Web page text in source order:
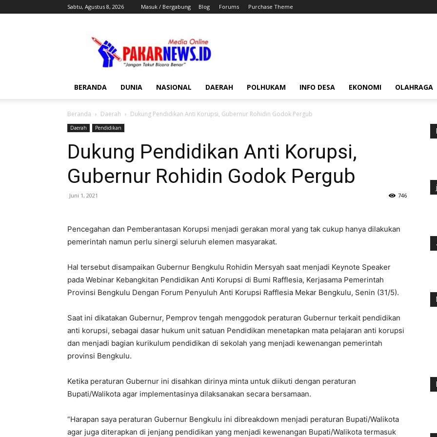
Sabtu, Agustus 8, 2026 Masuk / Bergabung Blog Forums Purchase Theme
BERANDA DUNIA NASIONAL DAERAH POLHUKAM INFO DESA EKONOMI OLAHRAGA
Beranda Daerah Dukung Pendidikan Anti Korupsi, Gubernur Rohidin Godok Pergub
Daerah Pendidikan
Dukung Pendidikan Anti Korupsi,
Gubernur Rohidin Godok Pergub
Juni 1, 2021 746
Pencegahan dan Pemberantasan Korupsi menjadi gerakan moral yang tak cukup hanya dilakukan
pemerintah namun perlu sinergi seluruh elemen masyarakat.
Hal tersebut disampaikan Gubernur Bengkulu Rohidin Mersyah saat menjadi Keynote Speaker
pada Webinar Kebangkitan Pendidikan Anti Korupsi di Bumi Rafflesia, Kerjasama Pemerintah
Provinsi Bengkulu Dengan Forum Penyuluh Anti Korupsi Rafflesia Mekar Bengkulu, Senin (31/5).
Saat ini dikatakan Gubernur, Pemprov tengah menggodok peraturan Gubernur terkait pendidikan
anti korupsi, sebagai dasar hukum unit satuan Pendidikan menetapkan mata pelajaran anti korupsi
dan menjadi bagian kurikulum pendidikan di sekolah yang menjadi kewenangan pemerintah
provinsi Bengkulu.
Ketika peraturan Gubernur ini disahkan dirinya minta untuk diikuti dengan peraturan
Bupati/Walikota agar implementasinya dilaksanakan secara bersamaan.
“Harapan saya peraturan Gubernur Bengkulu ini dibreakdown menjadi peraturan Bupati/Walikota
agar juga diterapkan di jenjang pendidikan yang menjadi kewenangan Bupati/Walikota termasuk